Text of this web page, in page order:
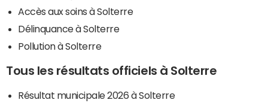
Accès aux soins à Solterre
Délinquance à Solterre
Pollution à Solterre
Tous les résultats officiels à Solterre
Résultat municipale 2026 à Solterre